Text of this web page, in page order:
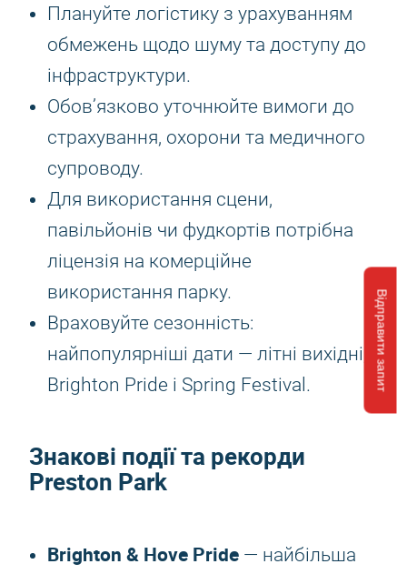
Відправити запит
Плануйте логістику з урахуванням
обмежень щодо шуму та доступу до
інфраструктури.
Обов’язково уточнюйте вимоги до
страхування, охорони та медичного
супроводу.
Для використання сцени,
павільйонів чи фудкортів потрібна
ліцензія на комерційне
використання парку.
Враховуйте сезонність:
найпопулярніші дати — літні вихідні,
Brighton Pride і Spring Festival.
Знакові події та рекорди
Preston Park
Brighton & Hove Pride — найбільша